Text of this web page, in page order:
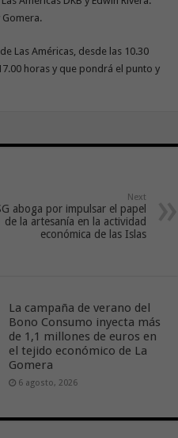
Gomera.
Las Américas, desde las 10.30
horas y que pondrá el punto y
Next
aboga por impulsar el papel
de la artesanía en la actividad
económica de las Islas
La campaña de verano del
Bono Consumo inyecta más
de 1,1 millones de euros en
el tejido económico de La
Gomera
6 agosto, 2026